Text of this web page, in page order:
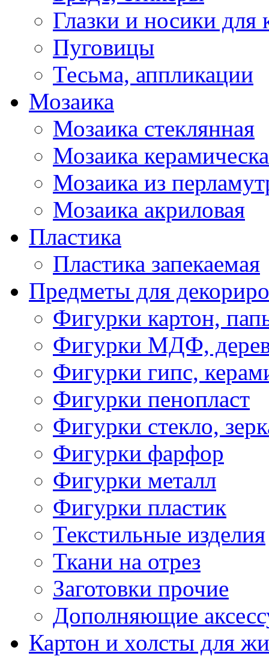
Глазки и носики для
Пуговицы
Тесьма, аппликации
Мозаика
Мозаика стеклянная
Мозаика
Мозаика из
Мозаика акриловая
Пластика
Пластика запекаемая
Предметы для
Фигурки картон,
Фигурки МДФ,
Фигурки гипс,
Фигурки пенопласт
Фигурки стекло,
Фигурки фарфор
Фигурки металл
Фигурки пластик
Текстильные изделия
Ткани на отрез
Заготовки прочие
Дополняющие
Картон и холсты для